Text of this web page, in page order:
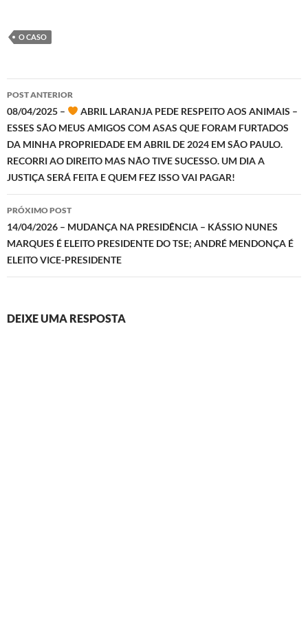
O CASO
Navegação
de
posts
POST ANTERIOR
08/04/2025 –
ABRIL LARANJA PEDE RESPEITO AOS ANIMAIS –
ESSES SÃO MEUS AMIGOS COM ASAS QUE FORAM FURTADOS
DA MINHA PROPRIEDADE EM ABRIL DE 2024 EM SÃO PAULO.
RECORRI AO DIREITO MAS NÃO TIVE SUCESSO. UM DIA A
JUSTIÇA SERÁ FEITA E QUEM FEZ ISSO VAI PAGAR!
PRÓXIMO POST
14/04/2026 – MUDANÇA NA PRESIDÊNCIA – KÁSSIO NUNES
MARQUES É ELEITO PRESIDENTE DO TSE; ANDRÉ MENDONÇA É
ELEITO VICE-PRESIDENTE
DEIXE UMA RESPOSTA